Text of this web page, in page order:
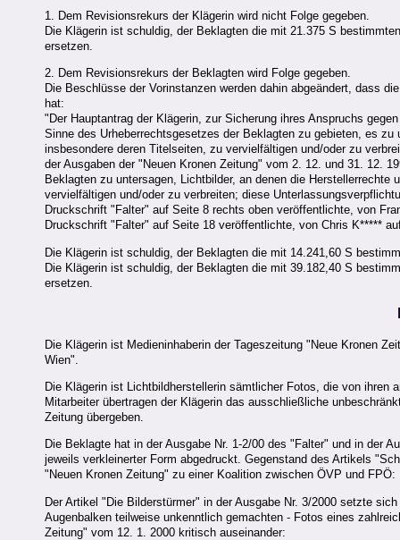
1. Dem Revisionsrekurs der Klägerin wird nicht Folge gegeben.
Die Klägerin ist schuldig, der Beklagten die mit 21.375 S
ersetzen.
2. Dem Revisionsrekurs der Beklagten wird Folge gegeben.
Die Beschlüsse der Vorinstanzen werden dahin abgeändert, dass
hat:
"Der Hauptantrag der Klägerin, zur Sicherung ihres Anspruchs
Sinne des Urheberrechtsgesetzes der Beklagten zu gebieten, es
insbesondere deren Titelseiten, zu vervielfältigen und/oder zu
der Ausgaben der "Neuen Kronen Zeitung" vom 2. 12. und 31. 12.
Beklagten zu untersagen, Lichtbilder, an denen die
vervielfältigen und/oder zu verbreiten; diese
Druckschrift "Falter" auf Seite 8 rechts oben veröffentlichte, von
Druckschrift "Falter" auf Seite 18 veröffentlichte, von Chris K*****
Die Klägerin ist schuldig, der Beklagten die mit 14.241,60 S
Die Klägerin ist schuldig, der Beklagten die mit 39.182,40 S
ersetzen.
Die Klägerin ist Medieninhaberin der Tageszeitung "Neue Kronen
Wien".
Die Klägerin ist Lichtbildherstellerin sämtlicher Fotos, die von ihren
Mitarbeiter übertragen der Klägerin das ausschließliche
Zeitung übergeben.
Die Beklagte hat in der Ausgabe Nr. 1-2/00 des "Falter" und in der
jeweils verkleinerter Form abgedruckt. Gegenstand des Artikels
"Neuen Kronen Zeitung" zu einer Koalition zwischen ÖVP und FPÖ:
Der Artikel "Die Bilderstürmer" in der Ausgabe Nr. 3/2000 setzte
Augenbalken teilweise unkenntlich gemachten - Fotos eines
Zeitung" vom 12. 1. 2000 kritisch auseinander: